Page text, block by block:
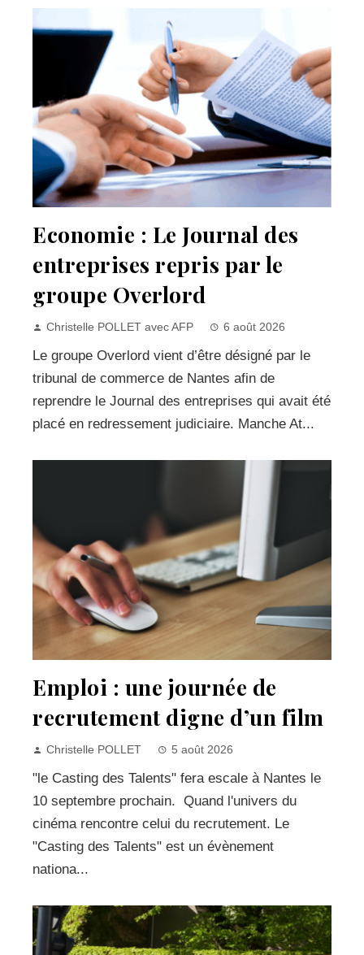
Economie : Le Journal des
entreprises repris par le
groupe Overlord
Christelle POLLET avec AFP 6 août 2026
Le groupe Overlord vient d’être désigné par le
tribunal de commerce de Nantes afin de
reprendre le Journal des entreprises qui avait été
placé en redressement judiciaire. Manche At...
Emploi : une journée de
recrutement digne d’un film
Christelle POLLET 5 août 2026
"le Casting des Talents" fera escale à Nantes le
10 septembre prochain. Quand l'univers du
cinéma rencontre celui du recrutement. Le
"Casting des Talents" est un évènement
nationa...